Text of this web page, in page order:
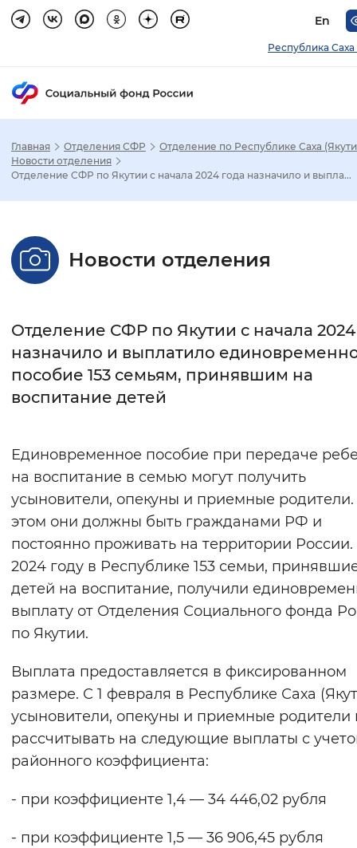
En
Республика Саха
Настройка режима отображения
Стандартный Увеличенный
Интервал между буквами
Цвет сайта
Синий фон
Изображения
Включены Выключены
Воспроизвести Остановить
Вернуть стандартные настройки
Главная Отделения СФР
Отделение по Республике Саха
Новости отделения
Отделение СФР по Якутии с начала 2024 года назначило и выпла...
Новости отделения
Отделение СФР по Якутии с начала 2024
назначило и выплатило
пособие 153 семьям, принявшим на
воспитание детей
Единовременное пособие при передаче
на воспитание в семью могут получить
усыновители, опекуны и приемные
этом они должны быть гражданами РФ и
постоянно проживать на территории
2024 году в Республике 153 семьи,
детей на воспитание, получили
выплату от Отделения Социального фонда
по Якутии.
Выплата предоставляется в фиксированном
размере. С 1 февраля в Республике Саха
усыновители, опекуны и приемные родители
рассчитывать на следующие выплаты с
районного коэффициента:
- при коэффициенте 1,4 — 34 446,02 рубля
- при коэффициенте 1,5 — 36 906,45 рубля